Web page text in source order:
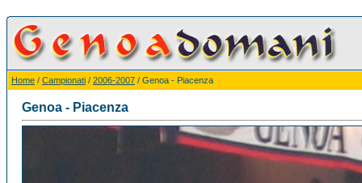
Home / Campionati / 2006-2007 / Genoa - Piacenza
Genoa - Piacenza